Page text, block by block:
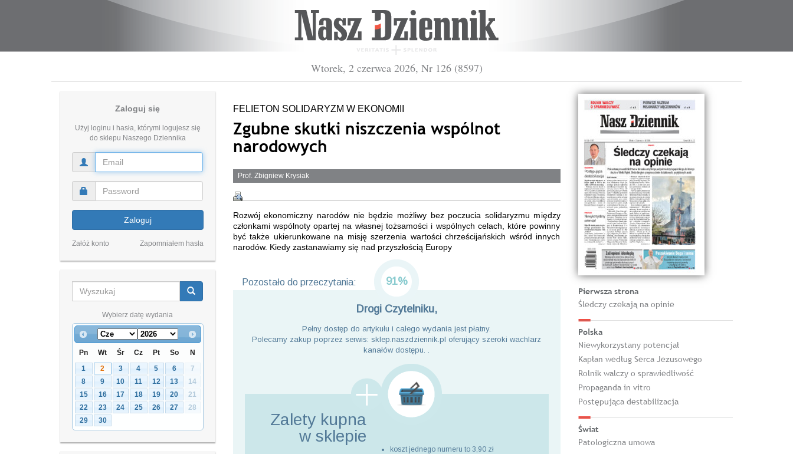
Wtorek, 2 czerwca 2026, Nr 126 (8597)
Zaloguj się
Użyj loginu i hasła, którymi logujesz się
do sklepu Naszego Dziennika
Zaloguj
Załóż konto Zapomniałem hasła
Wybierz datę wydania
Pn Wt Śr Cz Pt So
N
1
2 3 4 5 6
7
8
9 10 11 12 13
14
15
16 17 18 19 20
21
22
23 24 25 26 27
28
29
30
FELIETON SOLIDARYZM W EKONOMII
Zgubne skutki niszczenia wspólnot
narodowych
Prof. Zbigniew Krysiak
Rozwój ekonomiczny narodów nie będzie możliwy bez poczucia solidaryzmu między
członkami wspólnoty opartej na własnej tożsamości i wspólnych celach, które powinny
być także ukierunkowane na misję szerzenia wartości chrześcijańskich wśród innych
narodów. Kiedy zastanawiamy się nad przyszłością Europy
Pozostało do przeczytania: 91%
Drogi Czytelniku,
Pełny dostęp do artykułu i całego wydania jest płatny.
Polecamy zakup poprzez serwis: sklep.naszdziennik.pl oferujący szeroki wachlarz
kanałów dostępu. .
Zalety kupna
w sklepie
koszt jednego numeru to 3,90 zł
Pierwsza strona
Śledczy czekają na opinie
Polska
Niewykorzystany potencjał
Kapłan według Serca Jezusowego
Rolnik walczy o sprawiedliwość
Propaganda in vitro
Postępująca destabilizacja
Świat
Patologiczna umowa